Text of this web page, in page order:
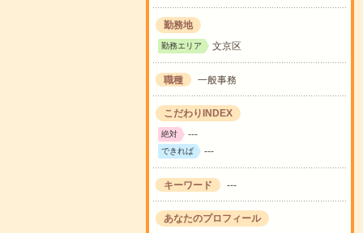
勤務地
勤務エリア 文京区
職種 一般事務
こだわりINDEX
絶対 ---
できれば ---
キーワード ---
あなたのプロフィール